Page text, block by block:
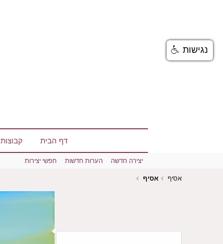
דף הבית קבוצות
יצירה חדשה הערות חדשות
חפשי יצירות
אסיף
אסיף
נגישות